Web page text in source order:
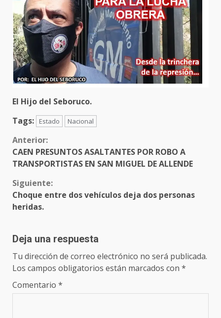
El Hijo del Seboruco.
Tags:
Estado Nacional
Sigue
leyendo
Anterior:
CAEN PRESUNTOS ASALTANTES POR ROBO A
TRANSPORTISTAS EN SAN MIGUEL DE ALLENDE
Siguiente:
Choque entre dos vehículos deja dos personas
heridas.
Deja una respuesta
Tu dirección de correo electrónico no será publicada.
Los campos obligatorios están marcados con *
Comentario *